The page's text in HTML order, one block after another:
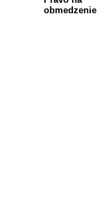
obmedzenie